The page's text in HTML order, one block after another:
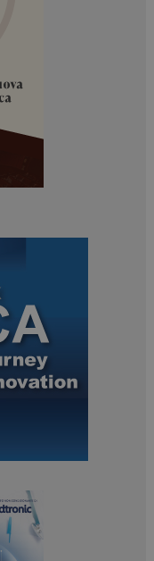
fruibile il
quali la
aree
di
cookie.
/ DOMINIO